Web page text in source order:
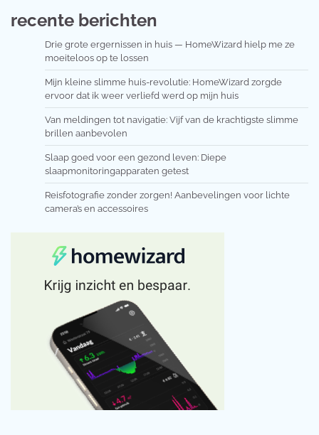
recente berichten
Drie grote ergernissen in huis — HomeWizard hielp me ze
moeiteloos op te lossen
Mijn kleine slimme huis-revolutie: HomeWizard zorgde
ervoor dat ik weer verliefd werd op mijn huis
Van meldingen tot navigatie: Vijf van de krachtigste slimme
brillen aanbevolen
Slaap goed voor een gezond leven: Diepe
slaapmonitoringapparaten getest
Reisfotografie zonder zorgen! Aanbevelingen voor lichte
camera’s en accessoires